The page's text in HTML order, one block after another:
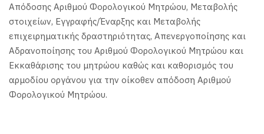
Απόδοσης Αριθμού Φορολογικού Μητρώου, Μεταβολής
στοιχείων, Εγγραφής/Έναρξης και Μεταβολής
επιχειρηματικής δραστηριότητας, Απενεργοποίησης και
Αδρανοποίησης του Αριθμού Φορολογικού Μητρώου και
Εκκαθάρισης του μητρώου καθώς και καθορισμός του
αρμοδίου οργάνου για την οίκοθεν απόδοση Αριθμού
Φορολογικού Μητρώου.